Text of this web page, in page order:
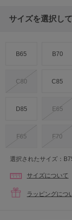
サイズを選択し
B65 B70
C80 C85
D85 E65
F65 F70
選択されたサイズ：
サイズについて
ラッピングにつ